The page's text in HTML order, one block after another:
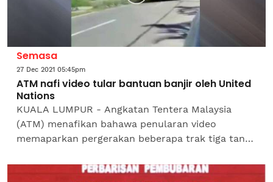
Semasa
27 Dec 2021 05:45pm
ATM nafi video tular bantuan banjir oleh United
Nations
KUALA LUMPUR - Angkatan Tentera Malaysia
(ATM) menafikan bahawa penularan video
memaparkan pergerakan beberapa trak tiga tan
(UN) atas...